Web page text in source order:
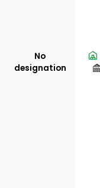
No
designation